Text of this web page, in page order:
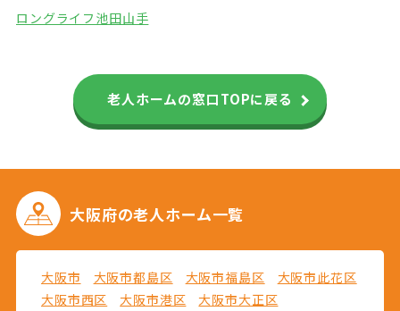
ロングライフ池田山手
老人ホームの窓口TOPに戻る
大阪府の老人ホーム一覧
大阪市 大阪市都島区 大阪市福島区
大阪市此花区
大阪市西区
大阪市港区
大阪市大正区